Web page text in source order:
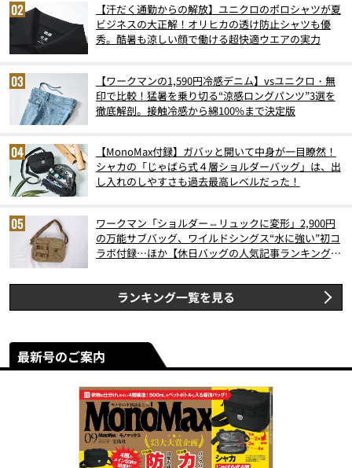
【汗だく通勤からの解放】ユニクロのポロシャツが夏
ビジネスの大正解！オリヒカの透け防止シャツも優
秀。酷暑も涼しい顔で働ける超快適ウエアの実力
【ワークマンの1,590円冷感デニム】vsユニクロ・無
印で比較！猛暑を乗り切る“涼感ロングパンツ”3選を
徹底解剖。接触冷感から綿100%まで決定版
【MonoMax付録】ガバッと開いて中身が一目瞭然！
シャカの「じゃばら式４層ショルダーバッグ」は、出
し入れのしやすさも過去最高レベルだった！
ワークマン「ショルダー⇔リュックに変形」2,900円
の万能サブバッグ、ワイルドシングス“水に強い”初コ
ラボ付録…ほか【休日バッグの人気記事ランキングベ
ランキング一覧を見る
最新号のご案内